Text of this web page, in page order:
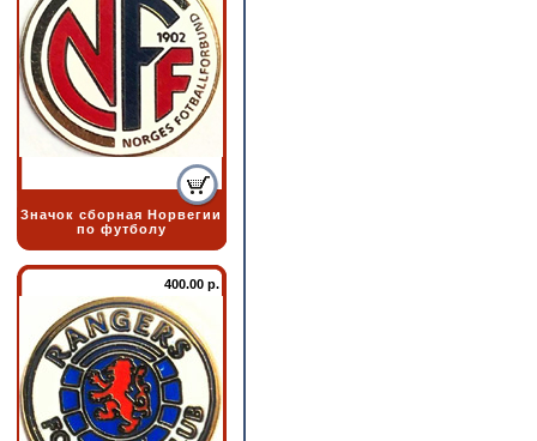
Значок сборная Норвегии
по футболу
400.00 р.